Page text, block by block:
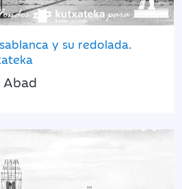
y su redolada.